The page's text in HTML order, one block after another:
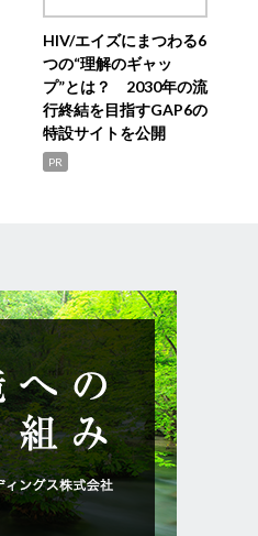
HIV/エイズにまつわる6
つの“理解のギャッ
プ”とは？ 2030年の流
行終結を目指すGAP6の
特設サイトを公開
PR